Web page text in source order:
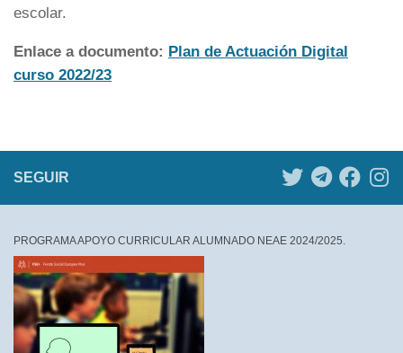
escolar.
Enlace a documento: Plan de Actuación Digital
curso 2022/23
SEGUIR
PROGRAMA APOYO CURRICULAR ALUMNADO NEAE 2024/2025.